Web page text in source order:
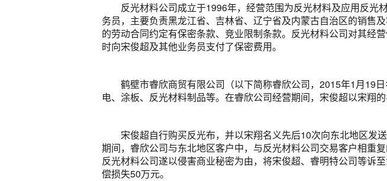
反光材料公司成立于1996年，经营范围为反光材料及应用反
务员，主要负责黑龙江省、吉林省、辽宁省及内蒙古自治区的销售
的劳动合同约定有保密条款、竞业限制条款。反光材料公司对其经
时向宋俊超及其他业务员支付了保密费用。
鹤壁市睿欣商贸有限公司（以下简称睿欣公司，2015年1月19
电、涂板、反光材料制品等。在睿欣公司经营期间，宋俊超以宋翔
宋俊超自行购买反光布，并以宋翔名义先后10次向东北地区发
期间，睿欣公司与东北地区客户中，与反光材料公司交易客户相重
反光材料公司遂以侵害商业秘密为由，将宋俊超、睿明特公司等诉
偿损失50万元。